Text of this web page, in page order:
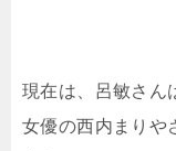
現在は、呂敏さん
女優の西内まりや